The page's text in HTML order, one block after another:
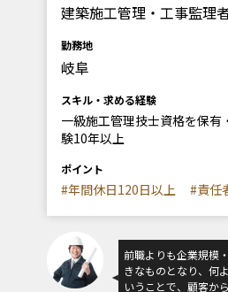
建築施工管理・工事監理
勤務地
岐阜
スキル・求める経験
一級施工管理技士資格を保有
験10年以上
ポイント
#年間休日120日以上 #責任
前職よりも企業規模
きなものとなり、何
いうことで、顧客か